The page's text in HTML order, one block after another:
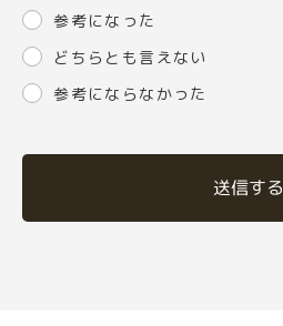
参考になった
どちらとも言えない
参考にならなかった
送信する